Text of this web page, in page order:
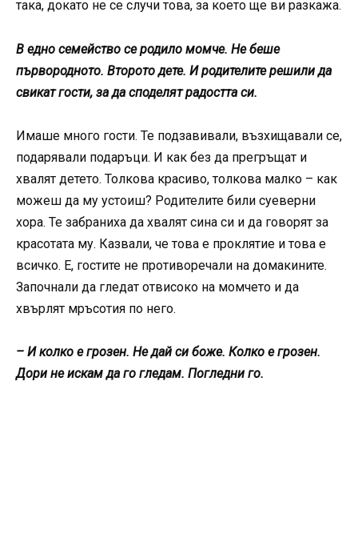
така, докато не се случи това, за което ще ви разкажа.
В едно семейство се родило момче. Не беше
първородното. Второто дете. И родителите решили да
свикат гости, за да споделят радостта си.
Имаше много гости. Те подзавивали, възхищавали се,
подарявали подаръци. И как без да прегръщат и
хвалят детето. Толкова красиво, толкова малко – как
можеш да му устоиш? Родителите били суеверни
хора. Те забраниха да хвалят сина си и да говорят за
красотата му. Казвали, че това е проклятие и това е
всичко. Е, гостите не противоречали на домакините.
Започнали да гледат отвисоко на момчето и да
хвърлят мръсотия по него.
– И колко е грозен. Не дай си боже. Колко е грозен.
Дори не искам да го гледам. Погледни го.